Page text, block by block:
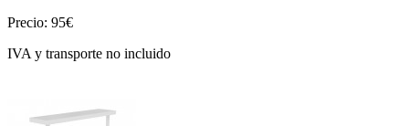
Precio: 95€
IVA y transporte no incluido